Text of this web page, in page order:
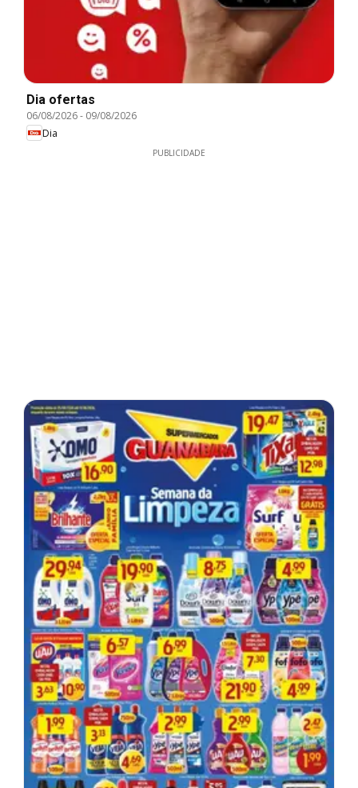
Dia ofertas
06/08/2026- 09/08/2026
Dia
PUBLICIDADE